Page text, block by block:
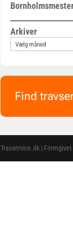
Arkiver
Find
Travservice.dk |